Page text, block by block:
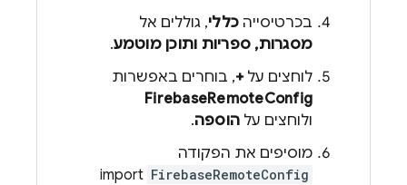
בכרטיסייה כללי, גוללים אל
מסגרות, ספריות ותוכן מוטמע.
לוחצים על+, בוחרים באפשרות
FirebaseRemoteConfig
ולוחצים על הוספה.
מוסיפים את הפקודה
FirebaseRemoteConfig
import